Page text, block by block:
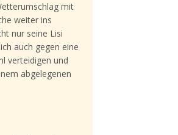
mit
weiter ins
nur seine Lisi
auch gegen eine
verteidigen und
abgelegenen